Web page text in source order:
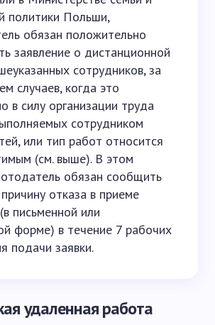
политики Польши,
обязан положительно
заявление о дистанционной
сотрудников, за
случаев, когда это
в силу организации труда
сотрудником
или тип работ относится
(см. выше). В этом
обязан сообщить
отказа в приеме
письменной или
форме) в течение 7 рабочих
подачи заявки.
удаленная работа